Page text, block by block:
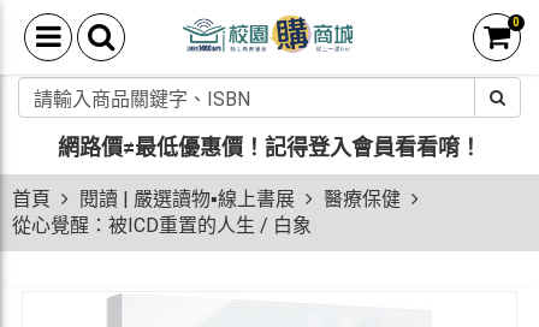
0
網路價≠最低優惠價！ 記得登入會員看看唷！
首頁 閱讀 | 嚴選讀物▪線上書展
醫療保健
從心覺醒：被ICD重置的人生 / 白象